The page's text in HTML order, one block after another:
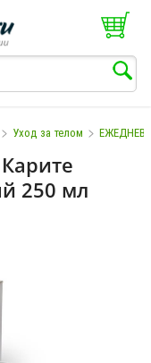
> Уход за телом >
250 мл